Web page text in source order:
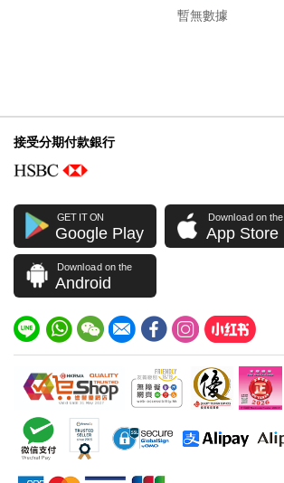
暫無數據
接受分期付款銀行
GET IT ON
Google Play
Download on the
App Store
Download on the
Android